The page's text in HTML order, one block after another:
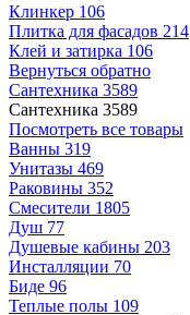
Клинкер 106
Плитка для фасадов 214
Клей и затирка 106
Вернуться обратно
Сантехника 3589
Сантехника 3589
Посмотреть все товары
Ванны 319
Унитазы 469
Раковины 352
Смесители 1805
Душ 77
Душевые кабины 203
Инсталляции 70
Биде 96
Теплые полы 109